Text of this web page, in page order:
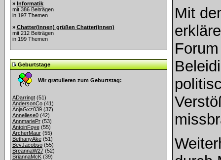
» Informatik
mit 386 Beiträgen
in 197 Themen
» Chatter(innen) grüßen Chatter(innen)
mit 212 Beiträgen
in 199 Themen
Geburtstage
Wir gratulieren zum Geburtstag:
ADarringt(51)
AndersonCo(41)
AnjaGxz039(37)
Anneliese0(42)
AnnmariePr(53)
AntoinFoye(55)
ArcherMaur(55)
BethanyAke(51)
BevJacobso(55)
BreannaW27(52)
BriannaMcK(39)
Mit